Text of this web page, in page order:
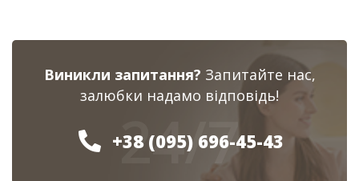
Виникли запитання? Запитайте нас,
залюбки надамо відповідь!
+38 (095) 696-45-43
24/7